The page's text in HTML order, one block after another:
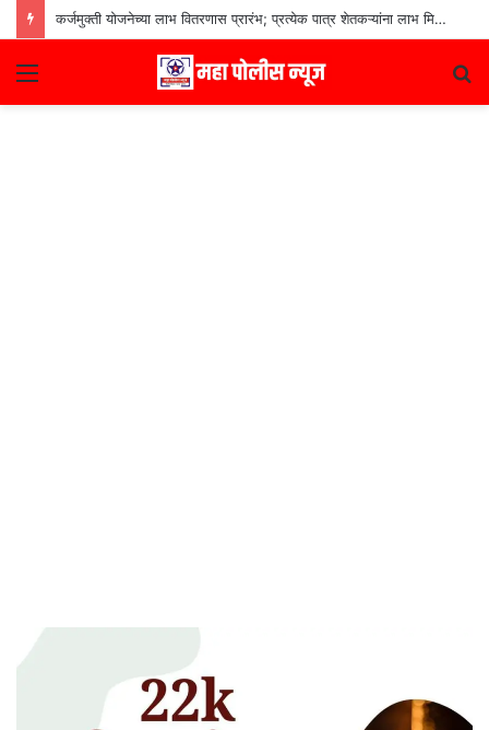
कर्जमुक्ती योजनेच्या लाभ वितरणास प्रारंभ; प्रत्येक पात्र शेतकऱ्यांना लाभ मिळणार– मुख्यमंत्री देवेंद्र फडणवीस
Menu